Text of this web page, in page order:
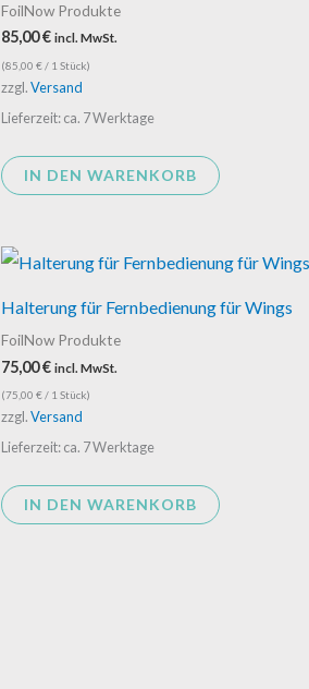
FoilNow Produkte
85,00€ incl. MwSt.
(85,00 €/ 1 Stück)
zzgl.Versand
Lieferzeit: ca. 7 Werktage
IN DEN WARENKORB
Halterung für Fernbedienung für Wings
FoilNow Produkte
75,00€ incl. MwSt.
(75,00 €/ 1 Stück)
zzgl.Versand
Lieferzeit: ca. 7 Werktage
IN DEN WARENKORB